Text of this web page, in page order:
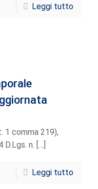
Leggi tutto
1 comma 219),
n. […]
Leggi tutto